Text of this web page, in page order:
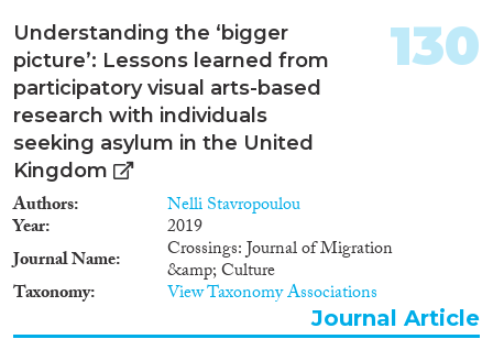
Understanding the ‘bigger
picture’: Lessons learned from
participatory visual arts-based
research with individuals
seeking asylum in the United
Kingdom
Authors Nelli Stavropoulou
Year
2019
Journal Name
Crossings: Journal of Migration
&amp; Culture
Taxonomy View Taxonomy Associations
130
Journal Article